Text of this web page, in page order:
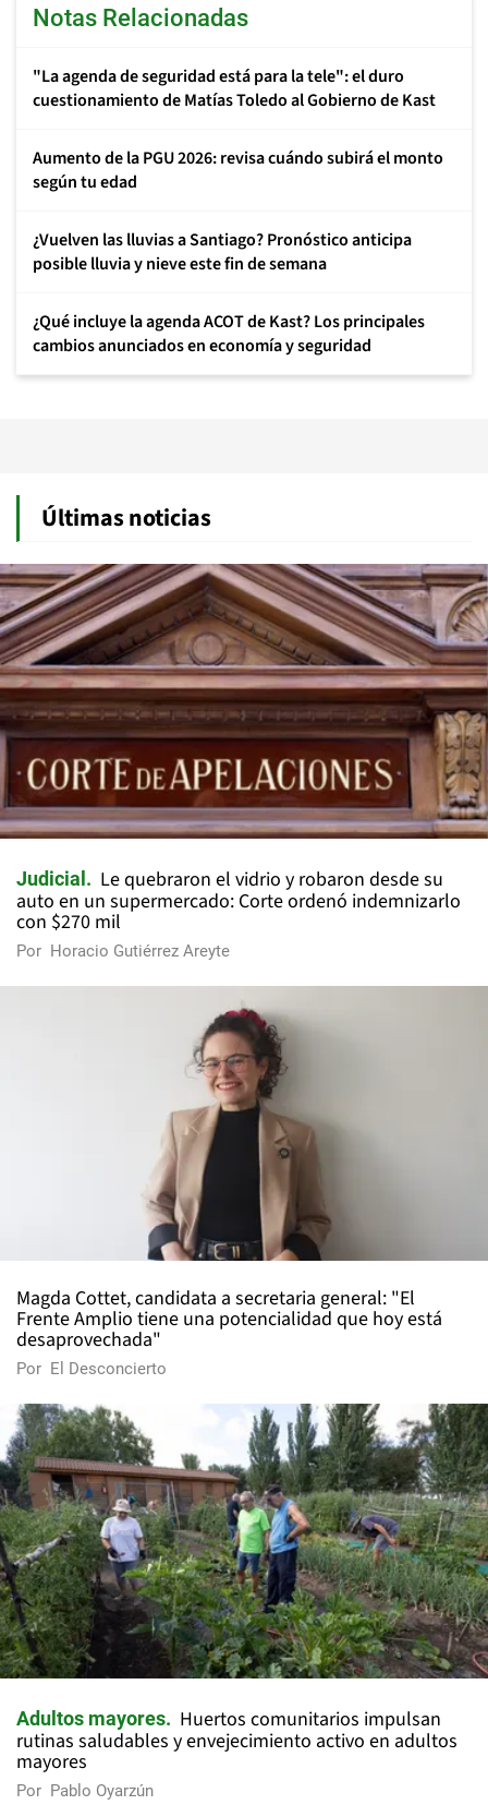
Notas Relacionadas
"La agenda de seguridad está para la tele": el duro
cuestionamiento de Matías Toledo al Gobierno de Kast
Aumento de la PGU 2026: revisa cuándo subirá el monto
según tu edad
¿Vuelven las lluvias a Santiago? Pronóstico anticipa
posible lluvia y nieve este fin de semana
¿Qué incluye la agenda ACOT de Kast? Los principales
cambios anunciados en economía y seguridad
Últimas noticias
Judicial
Le quebraron el vidrio y robaron desde su
auto en un supermercado: Corte ordenó indemnizarlo
con $270 mil
Por Horacio Gutiérrez Areyte
Magda Cottet, candidata a secretaria general: "El
Frente Amplio tiene una potencialidad que hoy está
desaprovechada"
Por El Desconcierto
Adultos mayores
Huertos comunitarios impulsan
rutinas saludables y envejecimiento activo en adultos
mayores
Por Pablo Oyarzún